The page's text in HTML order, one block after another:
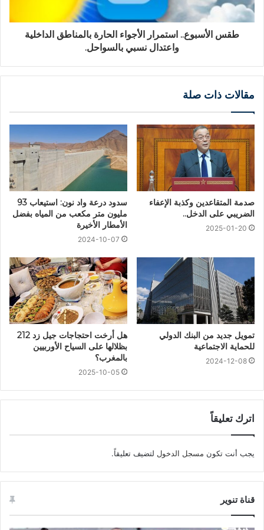
طقس الأسبوع.. استمرار الأجواء الحارة بالمناطق الداخلية
واعتدال نسبي بالسواحل.
مقالات ذات صلة
صدمة المتقاعدين وكذبة الإعفاء
الضريبي على الدخل..
2025-01-20
سدود درعة واد نون: استيعاب 93
مليون متر مكعب من المياه بفضل
الأمطار الأخيرة
2024-10-07
تمويل جديد من البنك الدولي
للحماية الاجتماعية
2024-12-08
هل أرخت احتجاجات جيل زد 212
بظلالها على السياح الأوربيين
بالمغرب؟
2025-10-05
اترك تعليقاً
يجب أنت تكون مسجل الدخول لتضيف تعليقاً.
قناة تنوير